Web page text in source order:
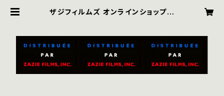
ザジフィルムズ オンラインショップ｜